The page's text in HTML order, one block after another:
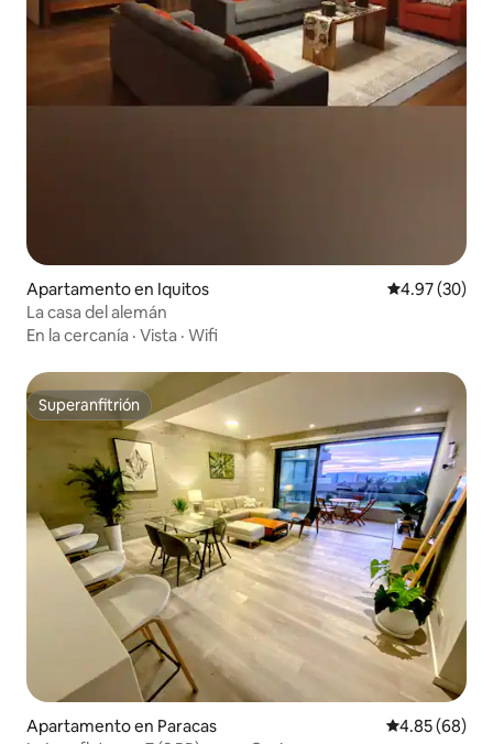
Apartamento en Iquitos Calificación
4.97 (30)
La casa del alemán
En la cercanía · Vista · Wifi
Superanfitrión
Superanfitrión
Apartamento en Paracas Calificación
4.85 (68)